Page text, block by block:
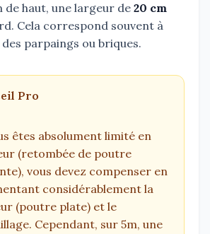
de haut, une largeur de 20 cm
Cela correspond souvent à
parpaings ou briques.
Pro
êtes absolument limité en
(retombée de poutre
vous devez compenser en
considérablement la
(poutre plate) et le
Cependant, sur 5m, une